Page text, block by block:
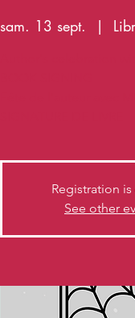
sam. 13 sept.
  |
Registration
See other